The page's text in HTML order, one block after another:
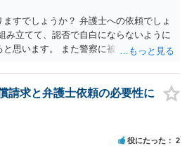
すでしょうか？ 弁護士への依頼でしょ
み立てて、認否で自白にならないように
思います。 また警察に被害届を出すと
出すことでしょう。
請求と弁護士依頼の必要性に
役にたった 2